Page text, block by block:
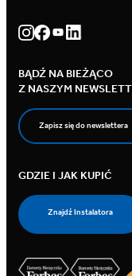
BĄDŹ NA BIEŻĄCO
Z NASZYM
Zapisz się do newslettera
GDZIE I JAK KUPIĆ
Znajdź Instalatora